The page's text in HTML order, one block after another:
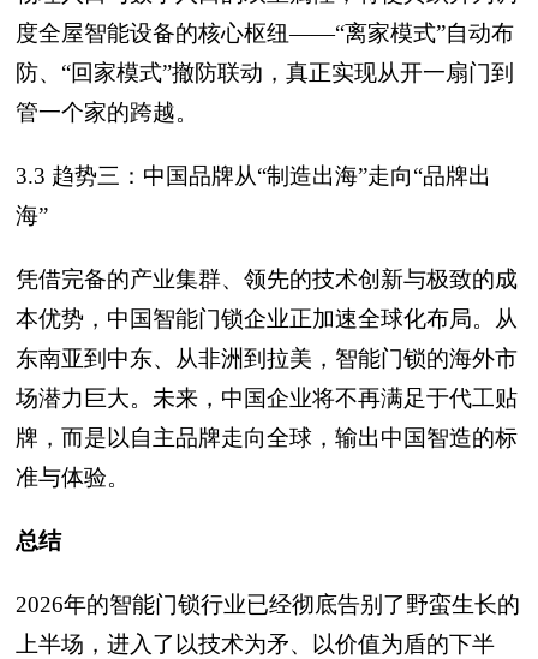
度全屋智能设备的核心枢纽——“离家模式”自动布
防、“回家模式”撤防联动，真正实现从开一扇门到
管一个家的跨越。
3.3 趋势三：中国品牌从“制造出海”走向“品牌出
海”
凭借完备的产业集群、领先的技术创新与极致的成
本优势，中国智能门锁企业正加速全球化布局。从
东南亚到中东、从非洲到拉美，智能门锁的海外市
场潜力巨大。未来，中国企业将不再满足于代工贴
牌，而是以自主品牌走向全球，输出中国智造的标
准与体验。
总结
2026年的智能门锁行业已经彻底告别了野蛮生长的
上半场，进入了以技术为矛、以价值为盾的下半